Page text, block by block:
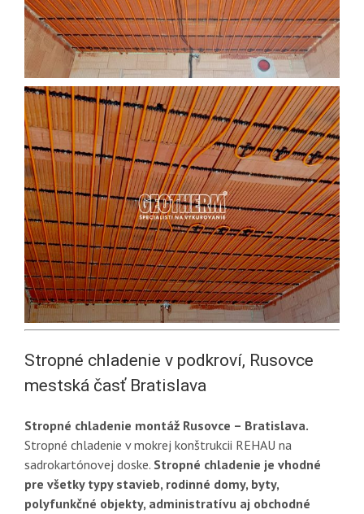
Stropné chladenie v podkroví, Rusovce
mestská časť Bratislava
Stropné chladenie montáž Rusovce – Bratislava.
Stropné chladenie v mokrej konštrukcii REHAU na
sadrokartónovej doske. Stropné chladenie je vhodné
pre všetky typy stavieb, rodinné domy, byty,
polyfunkčné objekty, administratívu aj obchodné